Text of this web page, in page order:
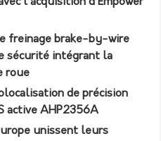
freinage brake-by-wire
sécurité intégrant la
roue
de précision
active AHP2356A
unissent leurs